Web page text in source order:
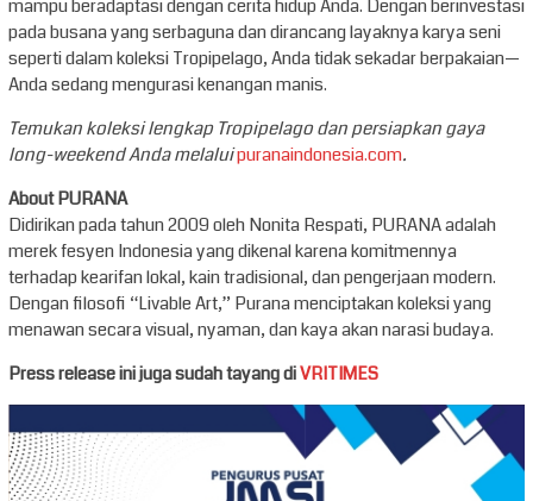
mampu beradaptasi dengan cerita hidup Anda. Dengan berinvestasi
pada busana yang serbaguna dan dirancang layaknya karya seni
seperti dalam koleksi Tropipelago, Anda tidak sekadar berpakaian—
Anda sedang mengurasi kenangan manis.
Temukan koleksi lengkap Tropipelago dan persiapkan gaya
long-weekend Anda melaluipuranaindonesia.com.
About PURANA
Didirikan pada tahun 2009 oleh Nonita Respati, PURANA adalah
merek fesyen Indonesia yang dikenal karena komitmennya
terhadap kearifan lokal, kain tradisional, dan pengerjaan modern.
Dengan filosofi “Livable Art,” Purana menciptakan koleksi yang
menawan secara visual, nyaman, dan kaya akan narasi budaya.
Press release ini juga sudah tayang diVRITIMES